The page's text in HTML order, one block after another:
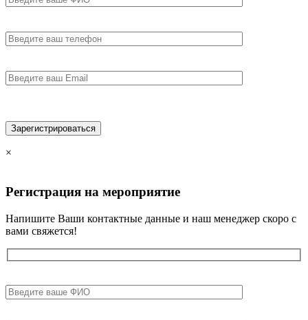
×
Регистрация на мероприятие
Напишите Ваши контактные данные и наш менеджер скоро с
вами свяжется!